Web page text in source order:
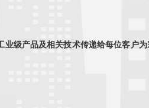
级产品及相关技术传递给每位客户